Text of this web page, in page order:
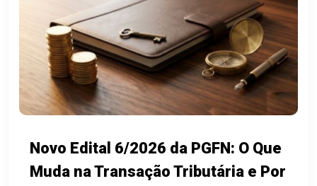
Novo Edital 6/2026 da PGFN: O Que
Muda na Transação Tributária e Por